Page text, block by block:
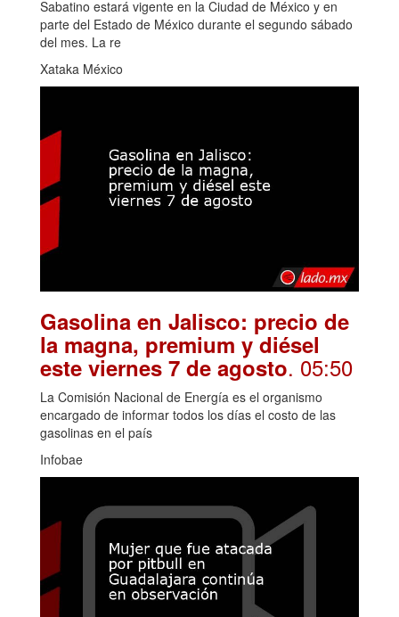
Sabatino estará vigente en la Ciudad de México y en
parte del Estado de México durante el segundo sábado
del mes. La re
Xataka México
Gasolina en Jalisco: precio de
la magna, premium y diésel
este viernes 7 de agosto. 05:50
La Comisión Nacional de Energía es el organismo
encargado de informar todos los días el costo de las
gasolinas en el país
Infobae